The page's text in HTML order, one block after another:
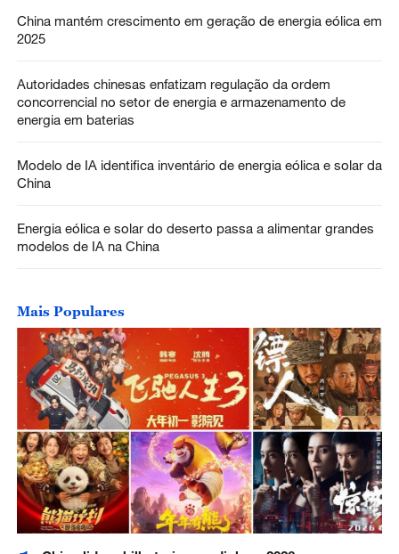
China mantém crescimento em geração de energia eólica em
2025
Autoridades chinesas enfatizam regulação da ordem
concorrencial no setor de energia e armazenamento de
energia em baterias
Modelo de IA identifica inventário de energia eólica e solar da
China
Energia eólica e solar do deserto passa a alimentar grandes
modelos de IA na China
Mais Populares